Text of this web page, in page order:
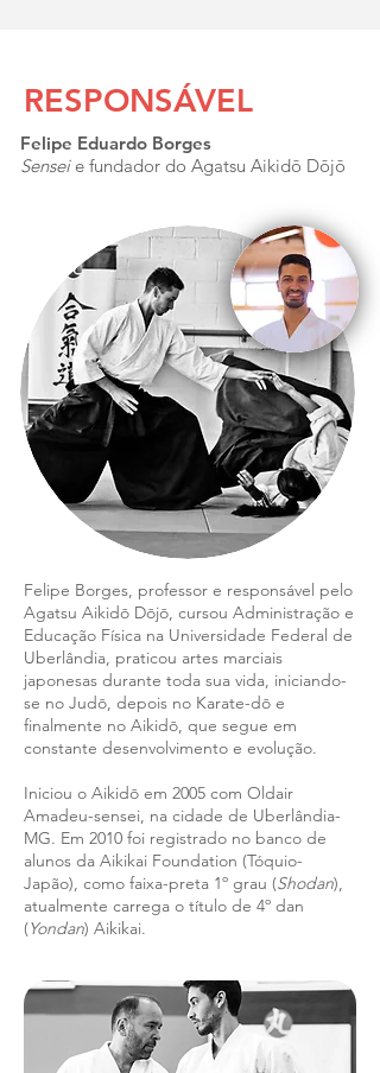
RESPONSÁVEL
Felipe Eduardo Borges
Senseie fundador do Agatsu Aikidō Dōjō
Felipe Borges, professor e responsável pelo
Agatsu Aikidō Dōjō, cursou Administração e
Educação Física na Universidade Federal de
Uberlândia, praticou artes marciais
japonesas durante toda sua vida, iniciando-
se no Judō, depois no Karate-dō e
finalmente no Aikidō, que segue em
constante desenvolvimento e evolução.
Iniciou o Aikidō em 2005 com Oldair
Amadeu-sensei, na cidade de Uberlândia-
MG. Em 2010 foi registrado no banco de
alunos da Aikikai Foundation (Tóquio-
Japão), como faixa-preta 1º grau (Shodan),
atualmente carrega o título de 4º dan
(Yondan) Aikikai.